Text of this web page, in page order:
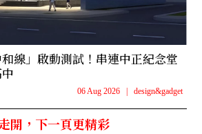
線」啟動測試！串連中正紀念堂
06 Aug 2026 design&gadget
開，下一頁更精彩